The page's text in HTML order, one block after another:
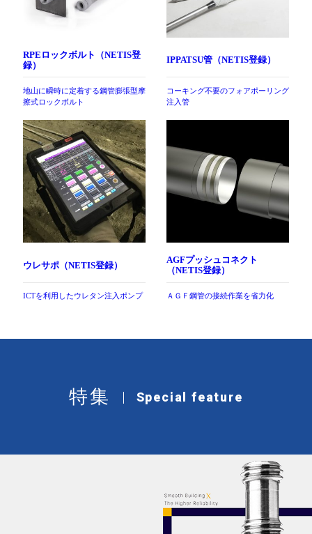
RPEロックボルト（NETIS登
録）
地山に瞬時に定着する鋼管膨張型摩
擦式ロックボルト
IPPATSU管（NETIS登録）
コーキング不要のフォアポーリング
注入管
ウレサポ（NETIS登録）
ICTを利用したウレタン注入ポンプ
AGFプッシュコネクト
（NETIS登録）
ＡＧＦ鋼管の接続作業を省力化
特集 Special feature